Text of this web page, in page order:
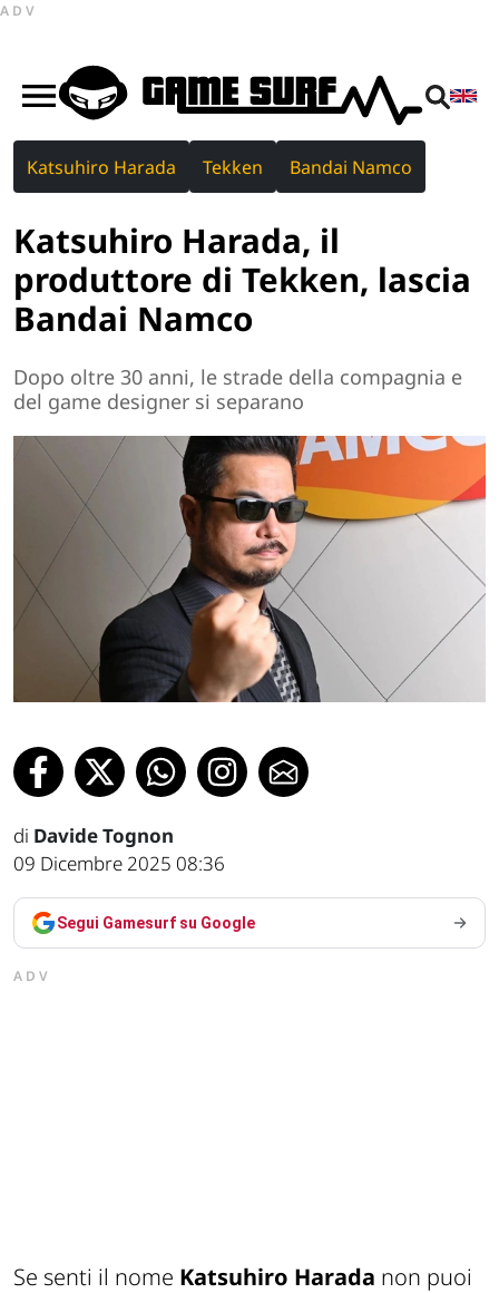
ADV
Katsuhiro Harada Tekken Bandai Namco
Katsuhiro Harada, il
produttore di Tekken, lascia
Bandai Namco
Dopo oltre 30 anni, le strade della compagnia e
del game designer si separano
di Davide Tognon
09 Dicembre 2025 08:36
Segui Gamesurf su Google
ADV
Se senti il nome Katsuhiro Harada non puoi